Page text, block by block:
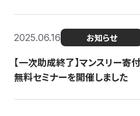
2025.06.16 お知らせ
【一次助成終了】マンスリー
無料セミナーを開催しました